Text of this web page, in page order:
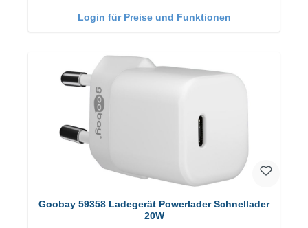
Login für Preise und Funktionen
Goobay 59358 Ladegerät Powerlader Schnellader
20W